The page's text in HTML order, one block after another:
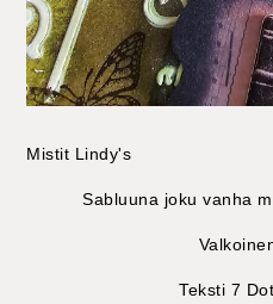
Mistit Lindy's
Sabluuna joku vanha
Teksti 7